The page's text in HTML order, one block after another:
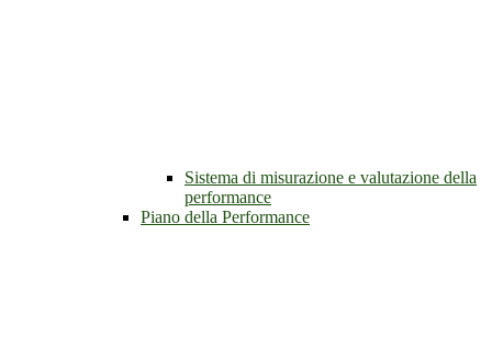
Sistema di misurazione e valutazione della
performance
Piano della Performance